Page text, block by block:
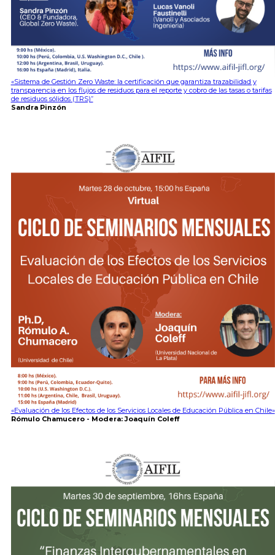
«Sistema de Gestión Zero Waste: la certificación que garantiza trazabilidad y
transparencia en los flujos de residuos para el reporte y cobro de las tasas o tarifas
de residuos sólidos (TRS)”
Sandra Pinzón
«Evaluación de los Efectos de los Servicios Locales de Educación Pública en Chile»
Rómulo Chamucero - Modera: Joaquín Coleff